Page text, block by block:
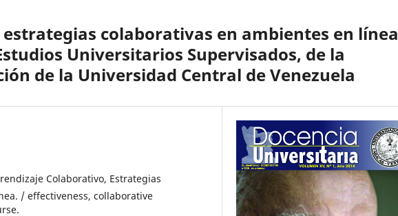
estrategias colaborativas en ambientes en línea
Universitarios Supervisados, de la
de la Universidad Central de Venezuela
Colaborativo, Estrategias
/ effectiveness, collaborative